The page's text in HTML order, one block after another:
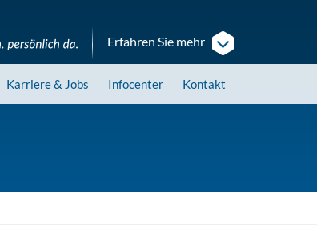
Erfahren Sie mehr
Karriere& Jobs Infocenter Kontakt